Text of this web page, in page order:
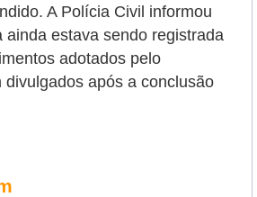
A Polícia Civil informou
ainda estava sendo registrada
adotados pelo
divulgados após a conclusão